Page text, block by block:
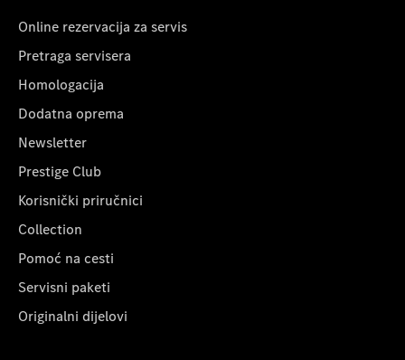
Online rezervacija za servis
Pretraga servisera
Homologacija
Dodatna oprema
Newsletter
Prestige Club
Korisnički priručnici
Collection
Pomoć na cesti
Servisni paketi
Originalni dijelovi